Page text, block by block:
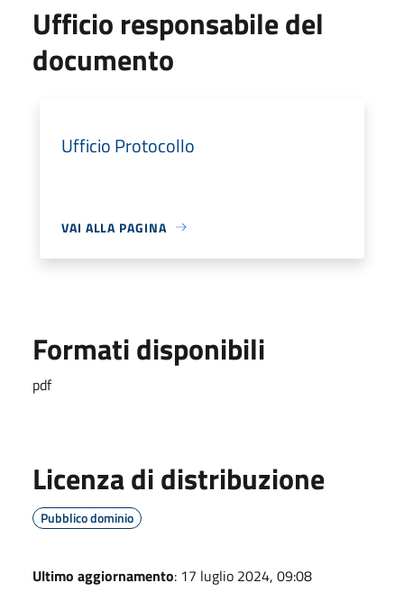
Ufficio responsabile del
documento
Ufficio Protocollo
VAI ALLA PAGINA
Formati disponibili
pdf
Licenza di distribuzione
Pubblico dominio
Ultimo aggiornamento: 17 luglio 2024, 09:08